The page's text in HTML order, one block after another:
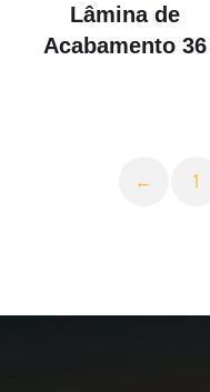
Lâmina de
Acabamento 36
← 1